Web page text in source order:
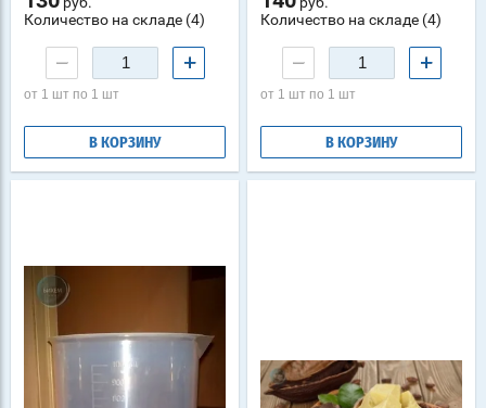
Количество на складе (4)
− +
от 1 шт по 1 шт
В КОРЗИНУ
Количество на складе (4)
− +
от 1 шт по 1 шт
В КОРЗИНУ